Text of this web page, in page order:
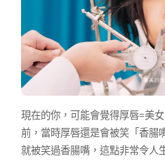
現在的你，可能會覺得厚唇=美
前，當時厚唇還是會被笑「香腸
就被笑過香腸嘴，這點非常令人